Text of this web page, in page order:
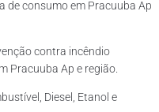
de consumo em Pracuuba Ap
contra incêndio
Pracuuba Ap e região.
Diesel, Etanol e